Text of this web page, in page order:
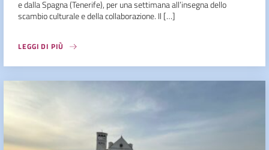
e dalla Spagna (Tenerife), per una settimana all’insegna dello
scambio culturale e della collaborazione. Il […]
LEGGI DI PIÙ